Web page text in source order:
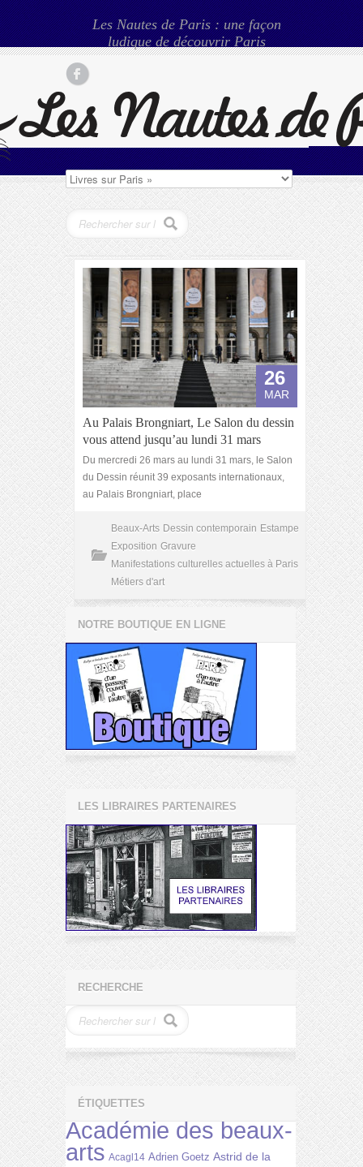
Les Nautes de Paris : une façon
ludique de découvrir Paris
26
MAR
Au Palais Brongniart, Le Salon du dessin
vous attend jusqu’au lundi 31 mars
Du mercredi 26 mars au lundi 31 mars, le Salon
du Dessin réunit 39 exposants internationaux,
au Palais Brongniart, place
Beaux-Arts Dessin contemporain Estampe
Exposition Gravure
Manifestations culturelles actuelles à Paris
Métiers d'art
NOTRE BOUTIQUE EN LIGNE
LES LIBRAIRES PARTENAIRES
RECHERCHE
ÉTIQUETTES
Académie des beaux-
arts Acagl14 Adrien Goetz Astrid de la